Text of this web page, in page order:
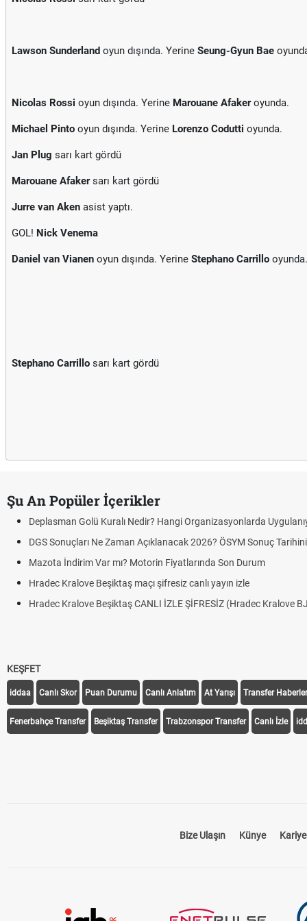
Lawson Sunderland oyun dışında. Yerine Seung-Gyun Bae
Nicolas Rossi oyun dışında. Yerine Marouane Afakeroyunda.
Michael Pinto oyun dışında. Yerine Lorenzo Codutti oyunda.
Jan Plug sarı kart gördü
Marouane Afakersarı kart gördü
Jurre van Aken asist yaptı.
GOL! Nick Venema
Daniel van Vianen oyun dışında. Yerine Stephano Carrillo oyunda.
Stephano Carrillo sarı kart gördü
Şu An Popüler İçerikler
Kuralı Nedir? Hangi Organizasyonlarda Uygulanıyor?
Zaman Açıklanacak 2026? ÖSYM Sonuç Tarihini Duyurdu
mı? Motorin Fiyatlarında Son Durum
maçı şifresiz canlı yayın izle
CANLI İZLE ŞİFRESİZ (Hradec Kralove BJK)
KEŞFET
iddaa Canlı Skor Puan Durumu Canlı Anlatım At Yarışı Transfer
Fenerbahçe Transfer Beşiktaş Transfer Trabzonspor Transfer Canlı İzle
Bize Ulaşın Künye